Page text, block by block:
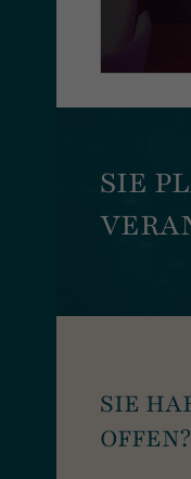
SIE
SIE
OFFEN?